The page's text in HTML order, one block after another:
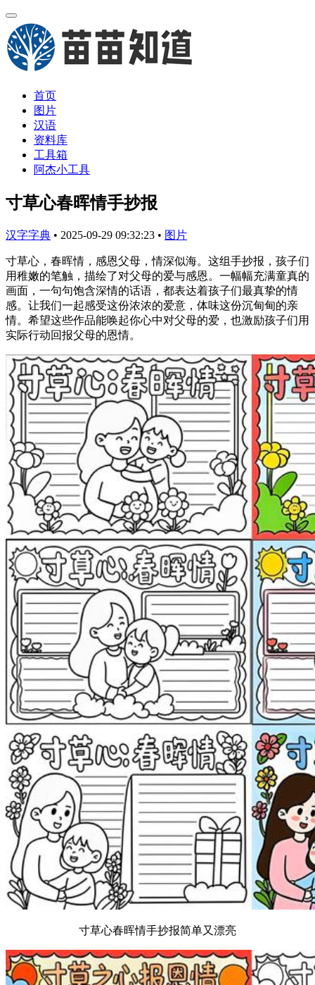
首页
图片
汉语
资料库
工具箱
阿杰小工具
寸草心春晖情手抄报
汉字字典 • 2025-09-29 09:32:23 • 图片
寸草心，春晖情，感恩父母，情深似海。这组手抄报，孩子们
用稚嫩的笔触，描绘了对父母的爱与感恩。一幅幅充满童真的
画面，一句句饱含深情的话语，都表达着孩子们最真挚的情
感。让我们一起感受这份浓浓的爱意，体味这份沉甸甸的亲
情。希望这些作品能唤起你心中对父母的爱，也激励孩子们用
实际行动回报父母的恩情。
寸草心春晖情手抄报简单又漂亮